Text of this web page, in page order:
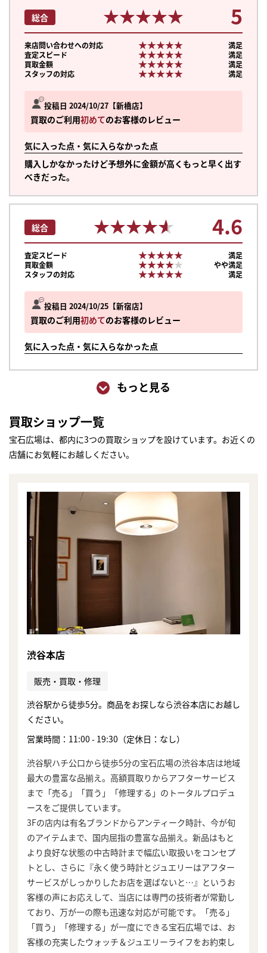
投稿日 2024/10/27 新橋店
買取のご利用初めてのお客様のレビュー
気に入った点・気に入らなかった点
購入しかなかったけど予想外に金額が高くもっと早く出す
べきだった。
総合 ★★★★★
★★★★★ 5
来店問い合わせへの対応 ★★★★★
★★★★★
満足
査定スピード
★★★★★
★★★★★
満足
買取金額
★★★★★
★★★★★
満足
スタッフの対応
★★★★★
★★★★★ 満足
投稿日 2024/10/25 新宿店
買取のご利用初めてのお客様のレビュー
気に入った点・気に入らなかった点
総合 ★★★★★
★★★★★ 4.6
査定スピード ★★★★★
★★★★★
満足
買取金額
★★★★★
★★★★★
やや満足
スタッフの対応
★★★★★
★★★★★ 満足
もっと見る
買取ショップ一覧
宝石広場は、都内に3つの買取ショップを設けています。お近くの
店舗にお気軽にお越しください。
渋谷本店
販売・買取・修理
渋谷駅から徒歩5分。商品をお探しなら渋谷本店にお越し
ください。
営業時間：11:00 - 19:30（定休日：なし）
渋谷駅ハチ公口から徒歩5分の宝石広場の渋谷本店は地域
最大の豊富な品揃え。高額買取りからアフターサービス
まで「売る」「買う」「修理する」のトータルプロデュ
ースをご提供しています。
3Fの店内は有名ブランドからアンティーク時計、今が旬
のアイテムまで、国内屈指の豊富な品揃え。新品はもと
より良好な状態の中古時計まで幅広い取扱いをコンセプ
トとし、さらに『永く使う時計とジュエリーはアフター
サービスがしっかりしたお店を選ばないと…』というお
客様の声にお応えして、当店には専門の技術者が常勤し
ており、万が一の際も迅速な対応が可能です。「売る」
「買う」「修理する」が一度にできる宝石広場では、お
客様の充実したウォッチ＆ジュエリーライフをお約束し
まずは